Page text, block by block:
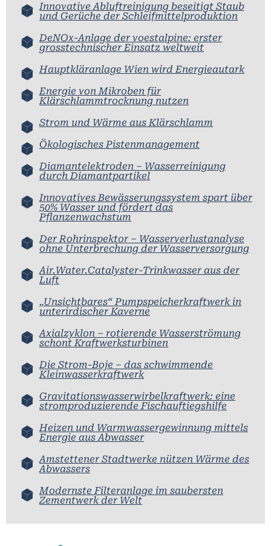
Innovative Abluftreinigung beseitigt Staub
und Gerüche der Schleifmittelproduktion
DeNOx-Anlage der voestalpine: erster
grosstechnischer Einsatz weltweit
Hauptkläranlage Wien wird Energieautark
Energie von Mikroben für
Klärschlammtrocknung nutzen
Strom und Wärme aus Klärschlamm
Ökologisches Pistenmanagement
Diamantelektroden – Wasserreinigung
durch Diamantpartikel
Innovatives Bewässerungssystem spart über
50% Wasser und fördert das
Pflanzenwachstum
Der Rohrinspektor – Wasserverlustanalyse
ohne Unterbrechung der Wasserversorgung
Air.Water.Catalyster-Trinkwasser aus der
Luft
„Unsichtbares“ Pumpspeicherkraftwerk in
unterirdischer Kaverne
Axialzyklon – rotierende Wasserströmung
schont Kraftwerksturbinen
Die Strom-Boje – das schwimmende
Kleinwasserkraftwerk
Gravitationswasserwirbelkraftwerk: eine
stromproduzierende Fischauftiegshilfe
Heizen und Warmwassergewinnung mittels
Energie aus Abwasser
Amstettener Stadtwerke nützen Wärme des
Abwassers
Modernste Filteranlage im saubersten
Zementwerk der Welt